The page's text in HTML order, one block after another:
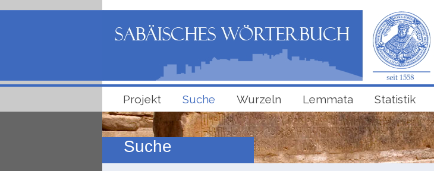
Projekt Suche Wurzeln Lemmata Statistik
Suche